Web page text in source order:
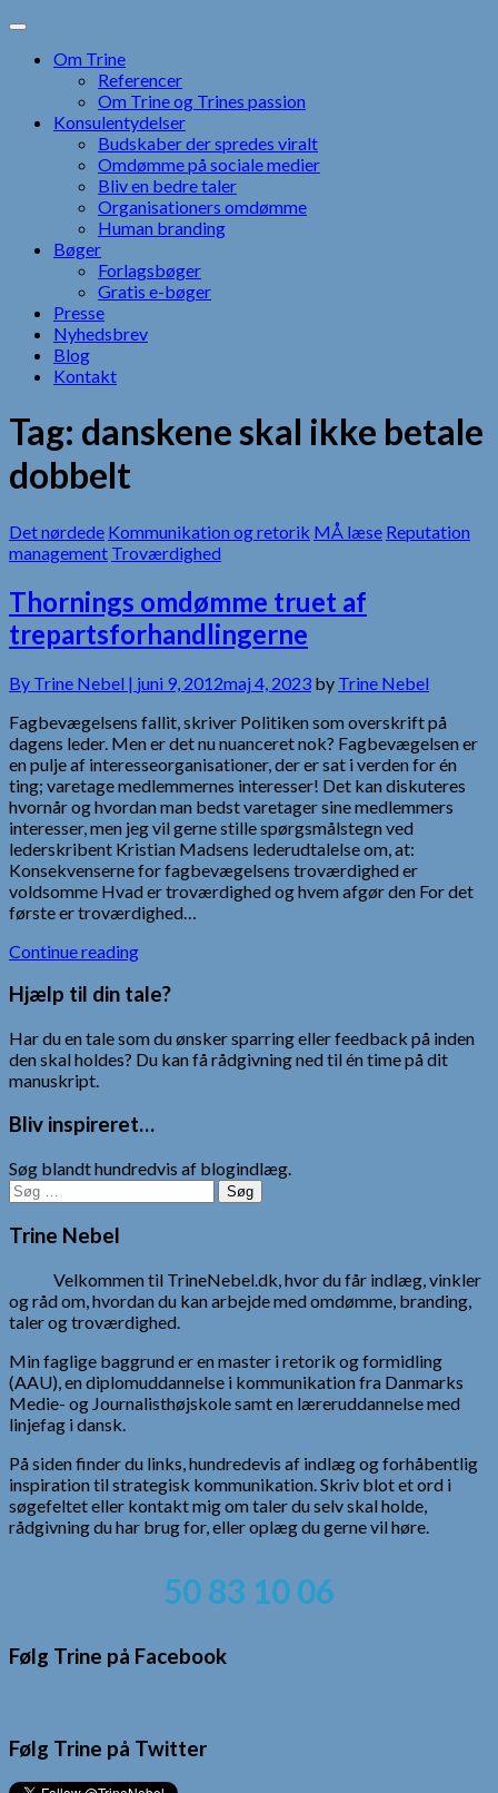
Skip
contentOm Trine
Referencer
Om Trine og Trines passion
Konsulentydelser
Budskaber der spredes viralt
Omdømme på sociale medier
Bliv en bedre taler
Organisationers omdømme
Human branding
Bøger
Forlagsbøger
Gratis e-bøger
Presse
Nyhedsbrev
Blog
Kontakt
Tag: danskene skal ikke betale
dobbelt
Det nørdede Kommunikation og retorik MÅ læse Reputation
management Troværdighed
Thornings omdømme truet af
trepartsforhandlingerne
By Trine Nebel | juni 9, 2012maj 4, 2023 by Trine Nebel
Fagbevægelsens fallit, skriver Politiken som overskrift på
dagens leder. Men er det nu nuanceret nok? Fagbevægelsen er
en pulje af interesseorganisationer, der er sat i verden for én
ting; varetage medlemmernes interesser! Det kan diskuteres
hvornår og hvordan man bedst varetager sine medlemmers
interesser, men jeg vil gerne stille spørgsmålstegn ved
lederskribent Kristian Madsens lederudtalelse om, at:
Konsekvenserne for fagbevægelsens troværdighed er
voldsomme Hvad er troværdighed og hvem afgør den For det
første er troværdighed…
Continue reading
Hjælp til din tale?
Har du en tale som du ønsker sparring eller feedback på inden
den skal holdes? Du kan få rådgivning ned til én time på dit
manuskript.
Bliv inspireret…
Søg blandt hundredvis af blogindlæg.
Søg
efter:
Trine Nebel
Velkommen til TrineNebel.dk, hvor du får indlæg, vinkler
og råd om, hvordan du kan arbejde med omdømme, branding,
taler og troværdighed.
Min faglige baggrund er en master i retorik og formidling
(AAU), en diplomuddannelse i kommunikation fra Danmarks
Medie- og Journalisthøjskole samt en læreruddannelse med
linjefag i dansk.
På siden finder du links, hundredevis af indlæg og forhåbentlig
inspiration til strategisk kommunikation. Skriv blot et ord i
søgefeltet eller kontakt mig om taler du selv skal holde,
rådgivning du har brug for, eller oplæg du gerne vil høre.
50 83 10 06
Følg Trine på Facebook
Følg Trine på Twitter